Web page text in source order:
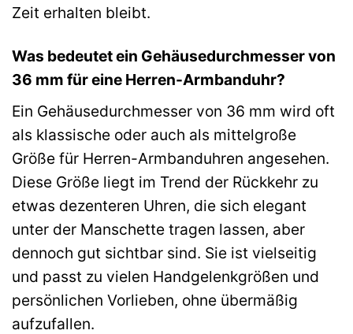
Zeit erhalten bleibt.
Was bedeutet ein Gehäusedurchmesser von
36 mm für eine Herren-Armbanduhr?
Ein Gehäusedurchmesser von 36 mm wird oft
als klassische oder auch als mittelgroße
Größe für Herren-Armbanduhren angesehen.
Diese Größe liegt im Trend der Rückkehr zu
etwas dezenteren Uhren, die sich elegant
unter der Manschette tragen lassen, aber
dennoch gut sichtbar sind. Sie ist vielseitig
und passt zu vielen Handgelenkgrößen und
persönlichen Vorlieben, ohne übermäßig
aufzufallen.